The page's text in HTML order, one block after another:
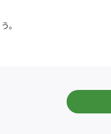
。